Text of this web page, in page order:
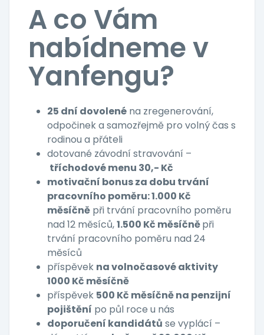
A co Vám
nabídneme v
Yanfengu?
25 dní dovolené na zregenerování,
odpočinek a samozřejmě pro volný čas s
rodinou a přáteli
dotované závodní stravování –
tříchodové menu 30,- Kč
motivační bonus za dobu trvání
pracovního poměru: 1.000 Kč
měsíčně při trvání pracovního poměru
nad 12 měsíců,1.500 Kč měsíčněpři
trvání pracovního poměru nad 24
měsíců
příspěvek na volnočasové aktivity
1000 Kč měsíčně
příspěvek 500 Kč měsíčně na penzijní
pojištění po půl roce u nás
doporučení kandidátů se vyplácí –